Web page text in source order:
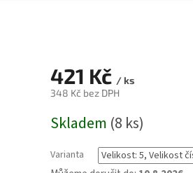
421 Kč / ks
348 Kč bez DPH
cena:
Skladem (8 ks)
Varianta